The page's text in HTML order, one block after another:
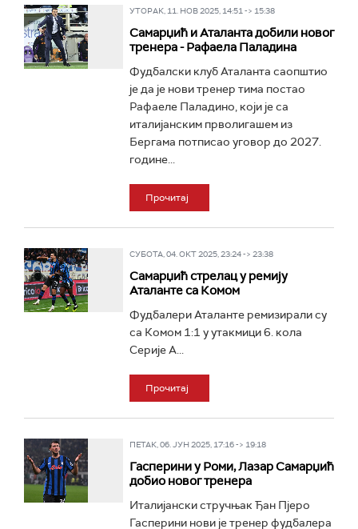
УТОРАК, 11. НОВ 2025, 14:51 -> 15:38
Самарџић и Аталанта добили новог
тренера - Рафаела Паладина
Фудбалски клуб Аталанта саопштио
је да је нови тренер тима постао
Рафаеле Паладино, који је са
италијанским прволигашем из
Бергама потписао уговор до 2027.
године...
Прочитај
СУБОТА, 04. ОКТ 2025, 23:24 -> 23:38
Самарџић стрелац у ремију
Аталанте са Комом
Фудбалери Аталанте ремизирали су
са Комом 1:1 у утакмици 6. кола
Серије А...
Прочитај
ПЕТАК, 06. ЈУН 2025, 17:16 -> 19:18
Гасперини у Роми, Лазар Самарџић
добио новог тренера
Италијански стручњак Ђан Пјеро
Гасперини нови је тренер фудбалера